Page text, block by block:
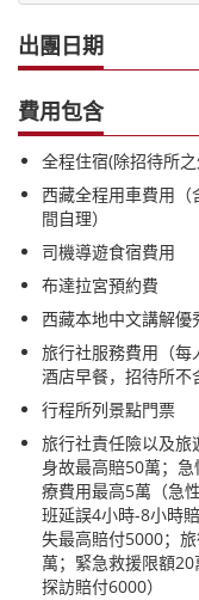
出團日期
費用包含
全程住宿(除招待所
西藏全程用車費用（
間自理）
司機導遊食宿費用
布達拉宮預約費
西藏本地中文講解優
旅行社服務費用（每
酒店早餐，招待所不
行程所列景點門票
旅行社責任險以及旅
身故最高賠50萬；
療費用最高5萬（急
班延誤4小時-8小時
失最高賠付5000；
萬；緊急救援限額
探訪賠付6000）